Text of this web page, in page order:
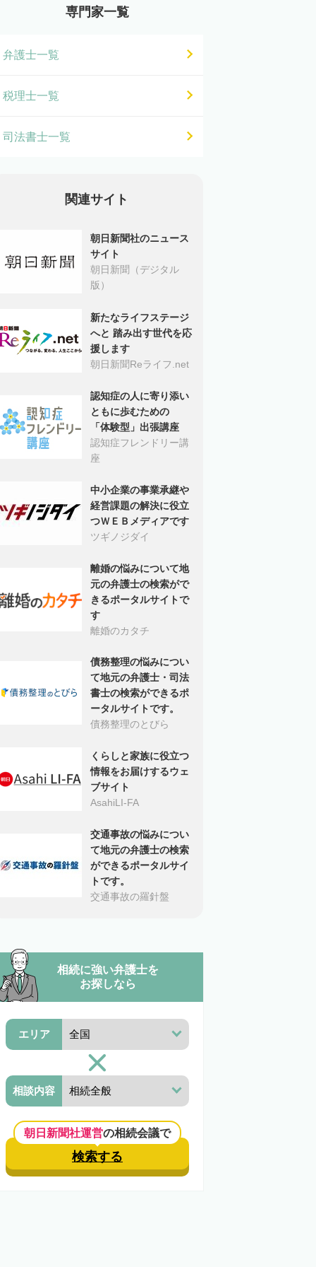
専門家一覧
弁護士一覧
税理士一覧
司法書士一覧
関連サイト
朝日新聞社のニュース
サイト
朝日新聞（デジタル
版）
新たなライフステージ
へと 踏み出す世代を応
援します
朝日新聞Reライフ.net
認知症の人に寄り添い
ともに歩むための
「体験型」出張講座
認知症フレンドリー講
座
中小企業の事業承継や
経営課題の解決に役立
つＷＥＢメディアです
ツギノジダイ
離婚の悩みについて地
元の弁護士の検索がで
きるポータルサイトで
す
離婚のカタチ
債務整理の悩みについ
て地元の弁護士・司法
書士の検索ができるポ
ータルサイトです。
債務整理のとびら
くらしと家族に役立つ
情報をお届けするウェ
ブサイト
AsahiLI-FA
交通事故の悩みについ
て地元の弁護士の検索
ができるポータルサイ
トです。
交通事故の羅針盤
相続に強い弁護士を
お探しなら
エリア
相談内容
朝日新聞社運営の相続会議で
検索する